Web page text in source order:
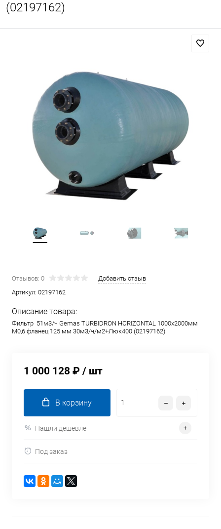
(02197162)
Отзывов: 0
Добавить отзыв
Артикул: 02197162
Описание товара:
Фильтр 51м3/ч Gemas TURBIDRON HORIZONTAL 1000х2000мм
M0,6 фланец 125 мм 30м3/ч/м2+Люк400 (02197162)
1 000 128 ₽ / шт
В корзину
Нашли дешевле
Под заказ